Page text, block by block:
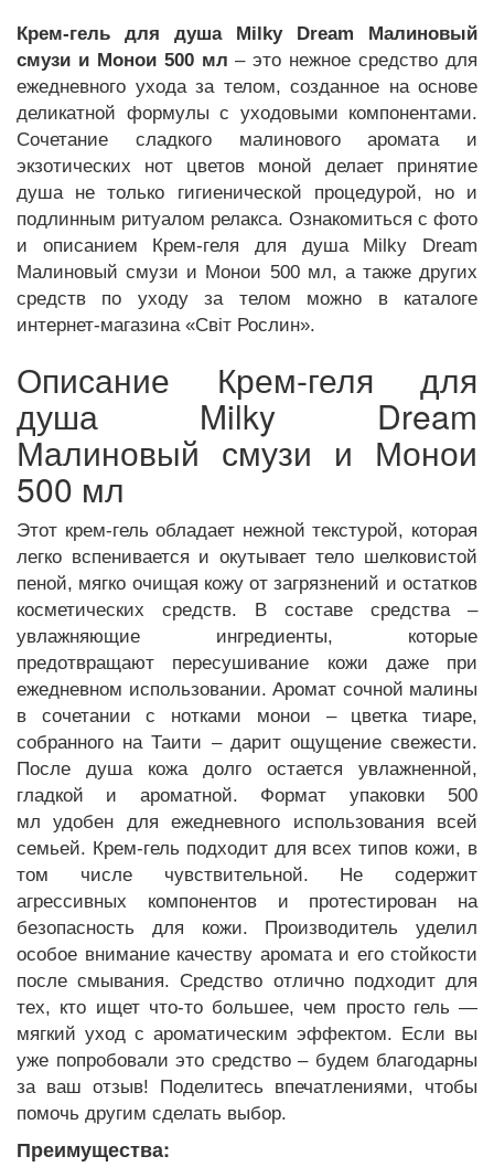
Крем-гель для душа Milky Dream Малиновый
смузи и Монои 500 мл – это нежное средство для
ежедневного ухода за телом, созданное на основе
деликатной формулы с уходовыми компонентами.
Сочетание сладкого малинового аромата и
экзотических нот цветов моной делает принятие
душа не только гигиенической процедурой, но и
подлинным ритуалом релакса. Ознакомиться с фото
и описанием Крем-геля для душа Milky Dream
Малиновый смузи и Монои 500 мл, а также других
средств по уходу за телом можно в каталоге
интернет-магазина «Світ Рослин».
Описание Крем-геля для
душа Milky Dream
Малиновый смузи и Монои
500 мл
Этот крем-гель обладает нежной текстурой, которая
легко вспенивается и окутывает тело шелковистой
пеной, мягко очищая кожу от загрязнений и остатков
косметических средств. В составе средства –
увлажняющие ингредиенты, которые
предотвращают пересушивание кожи даже при
ежедневном использовании. Аромат сочной малины
в сочетании с нотками монои – цветка тиаре,
собранного на Таити – дарит ощущение свежести.
После душа кожа долго остается увлажненной,
гладкой и ароматной. Формат упаковки 500
мл удобен для ежедневного использования всей
семьей. Крем-гель подходит для всех типов кожи, в
том числе чувствительной. Не содержит
агрессивных компонентов и протестирован на
безопасность для кожи. Производитель уделил
особое внимание качеству аромата и его стойкости
после смывания. Средство отлично подходит для
тех, кто ищет что-то большее, чем просто гель —
мягкий уход с ароматическим эффектом. Если вы
уже попробовали это средство – будем благодарны
за ваш отзыв! Поделитесь впечатлениями, чтобы
помочь другим сделать выбор.
Преимущества: